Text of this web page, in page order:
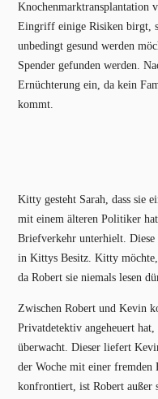
Knochenmarktransplantation
Eingriff einige Risiken birgt,
unbedingt gesund werden
Spender gefunden werden.
Ernüchterung ein, da kein
kommt.
Kitty gesteht Sarah, dass sie
mit einem älteren Politiker
Briefverkehr unterhielt.
in Kittys Besitz. Kitty möchte,
da Robert sie niemals lesen
Zwischen Robert und Kevin
Privatdetektiv angeheuert
überwacht. Dieser liefert
der Woche mit einer
konfrontiert, ist Robert außer